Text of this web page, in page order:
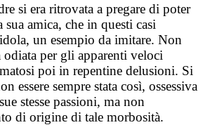
si era ritrovata a pregare di poter
sua amica, che in questi casi
un esempio da imitare. Non
per gli apparenti veloci
poi in repentine delusioni. Si
essere sempre stata così, ossessiva
stesse passioni, ma non
di origine di tale morbosità.